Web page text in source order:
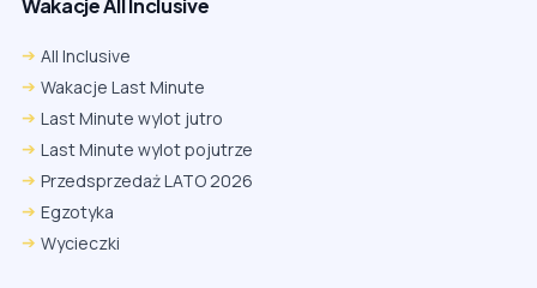
Wakacje All Inclusive
All Inclusive
Wakacje Last Minute
Last Minute wylot jutro
Last Minute wylot pojutrze
Przedsprzedaż LATO 2026
Egzotyka
Wycieczki